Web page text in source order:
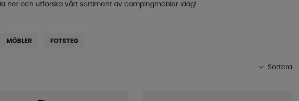
ner och utforska vårt sortiment av campingmöbler idag!
MÖBLER FOTSTEG
Sortera